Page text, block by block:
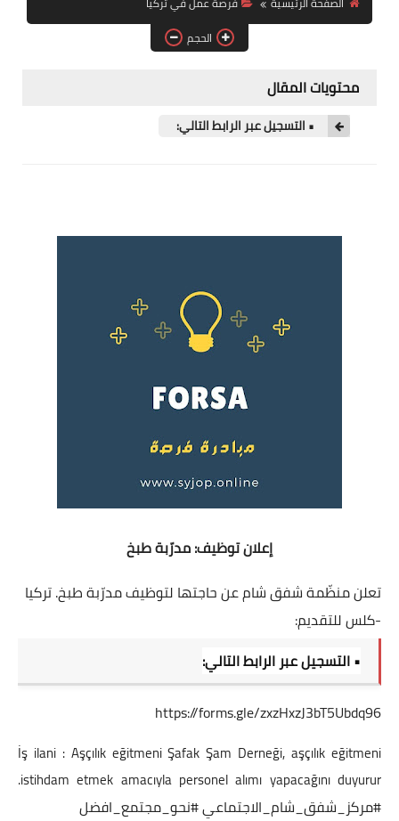
فرص عمل في العراق
فرص عمل في اليمن
دورات تدريبية
الحجم
محتويات المقال
• التسجيل عبر الرابط التالي:
إعلان توظيف: مدرّبة طبخ
تعلن منظّمة شفق شام عن حاجتها لتوظيف مدرّبة طبخ. تركيا
-كلس للتقديم:
• التسجيل عبر الرابط التالي:
https://forms.gle/zxzHxzJ3bT5Ubdq96
İş ilani : Aşçılık eğitmeni Şafak Şam Derneği, aşçılık eğitmeni
istihdam etmek amacıyla personel alımı yapacağını duyurur.
#مركز_شفق_شام_الاجتماعي#نحو_مجتمع_افضل